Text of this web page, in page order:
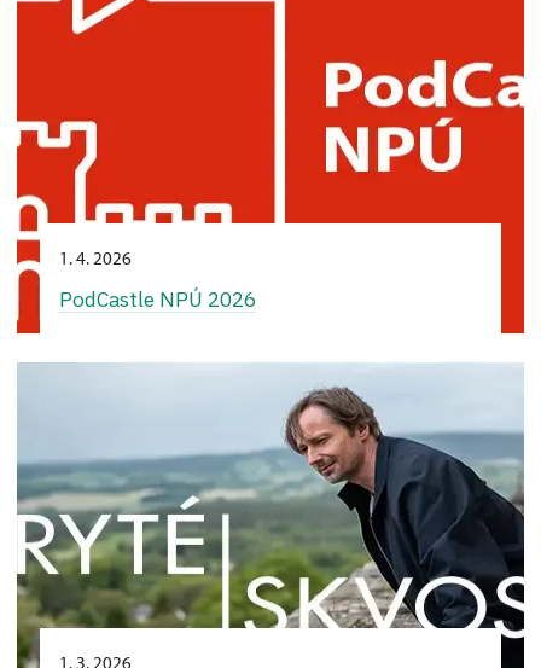
1. 4. 2026
PodCastle NPÚ 2026
1. 3. 2026